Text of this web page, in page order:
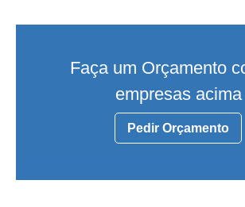
Faça um Orçamento
empresas acima
Pedir Orçamento